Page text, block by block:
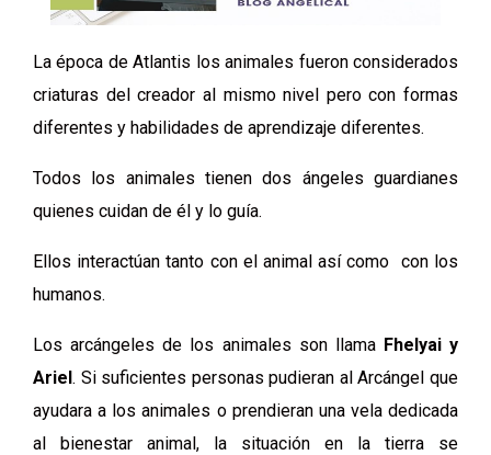
La época de Atlantis los animales fueron considerados
criaturas del creador al mismo nivel pero con formas
diferentes y habilidades de aprendizaje diferentes.
Todos los animales tienen dos ángeles guardianes
quienes cuidan de él y lo guía.
Ellos interactúan tanto con el animal así como con los
humanos.
Los arcángeles de los animales son llama Fhelyai y
Ariel. Si suficientes personas pudieran al Arcángel que
ayudara a los animales o prendieran una vela dedicada
al bienestar animal, la situación en la tierra se